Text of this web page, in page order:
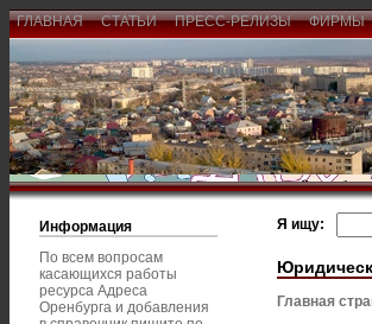
ГЛАВНАЯ СТАТЬИ ПРЕСС-РЕЛИЗЫ ФИРМЫ
Информация
По всем вопросам
касающихся работы
ресурса Адреса
Оренбурга и добавления
Я ищу:
Главная